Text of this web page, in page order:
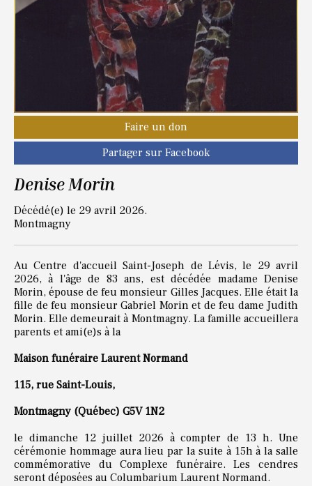
Faire un don
Partager sur Facebook
Denise Morin
Décédé(e) le 29 avril 2026.
Montmagny
Au Centre d'accueil Saint-Joseph de Lévis, le 29 avril
2026, à l'âge de 83 ans, est décédée madame Denise
Morin, épouse de feu monsieur Gilles Jacques. Elle était la
fille de feu monsieur Gabriel Morin et de feu dame Judith
Morin. Elle demeurait à Montmagny. La famille accueillera
parents et ami(e)s à la
Maison funéraire Laurent Normand
115, rue Saint-Louis,
Montmagny (Québec) G5V 1N2
le dimanche 12 juillet 2026 à compter de 13 h. Une
cérémonie hommage aura lieu par la suite à 15h à la salle
commémorative du Complexe funéraire. Les cendres
seront déposées au Columbarium Laurent Normand.